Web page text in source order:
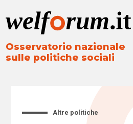
Osservatorio nazionale
sulle politiche sociali
Altre politiche